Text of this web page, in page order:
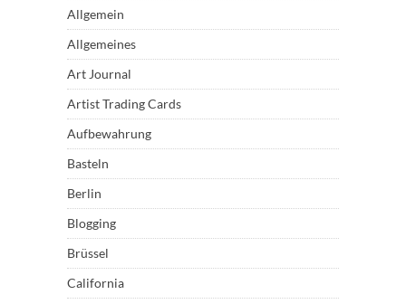
Allgemein
Allgemeines
Art Journal
Artist Trading Cards
Aufbewahrung
Basteln
Berlin
Blogging
Brüssel
California